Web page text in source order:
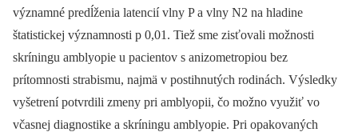
významné predĺženia latencií vlny P a vlny N2 na hladine
štatistickej významnosti p 0,01. Tiež sme zisťovali možnosti
skríningu amblyopie u pacientov s anizometropiou bez
prítomnosti strabismu, najmä v postihnutých rodinách. Výsledky
vyšetrení potvrdili zmeny pri amblyopii, čo možno využiť vo
včasnej diagnostike a skríningu amblyopie. Pri opakovaných